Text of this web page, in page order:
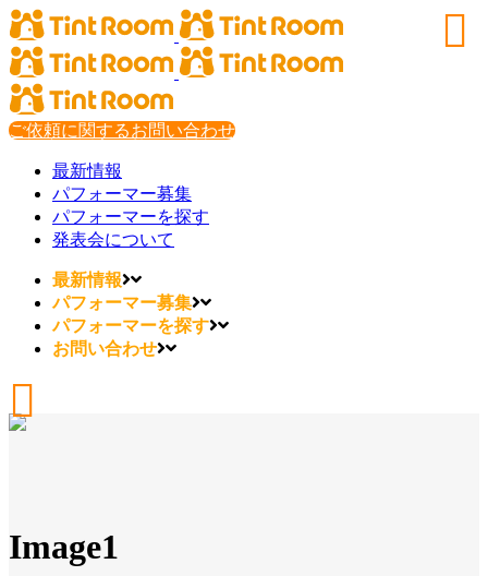
ご依頼に関するお問い合わせ
最新情報
パフォーマー募集
パフォーマーを探す
発表会について
最新情報
パフォーマー募集
パフォーマーを探す
お問い合わせ
Image1